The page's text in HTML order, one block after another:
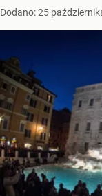
Dodano:25